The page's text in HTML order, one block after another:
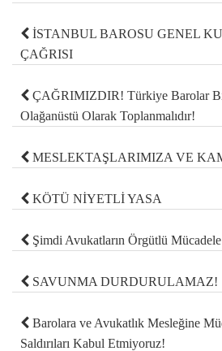
İSTANBUL BAROSU GENEL
ÇAĞRISI
ÇAĞRIMIZDIR! Türkiye Barolar
Olağanüstü Olarak Toplanmalıdır!
MESLEKTAŞLARIMIZA VE
KÖTÜ NİYETLİ YASA
Şimdi Avukatların Örgütlü Mücadele
SAVUNMA DURDURULAMAZ!
Barolara ve Avukatlık Mesleğine
Saldırıları Kabul Etmiyoruz!